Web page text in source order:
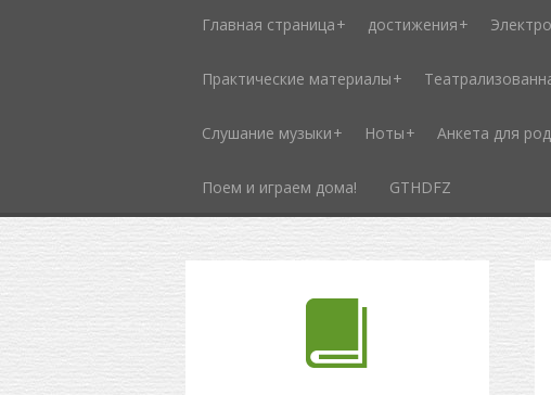
Главная страница достижения
Практические материалы
Слушание музыки Ноты Анкета для
Поем и играем дома! GTHDFZ